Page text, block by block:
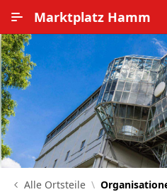
Marktplatz Hamm
Alle Ortsteile
Nutzungsbedingungen
Datenschutz
Alle Ortsteile